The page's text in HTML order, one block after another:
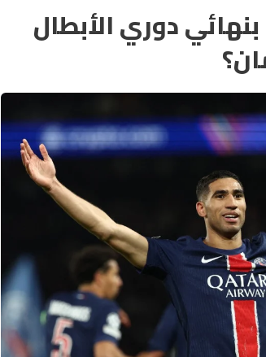
دوري الأبطال